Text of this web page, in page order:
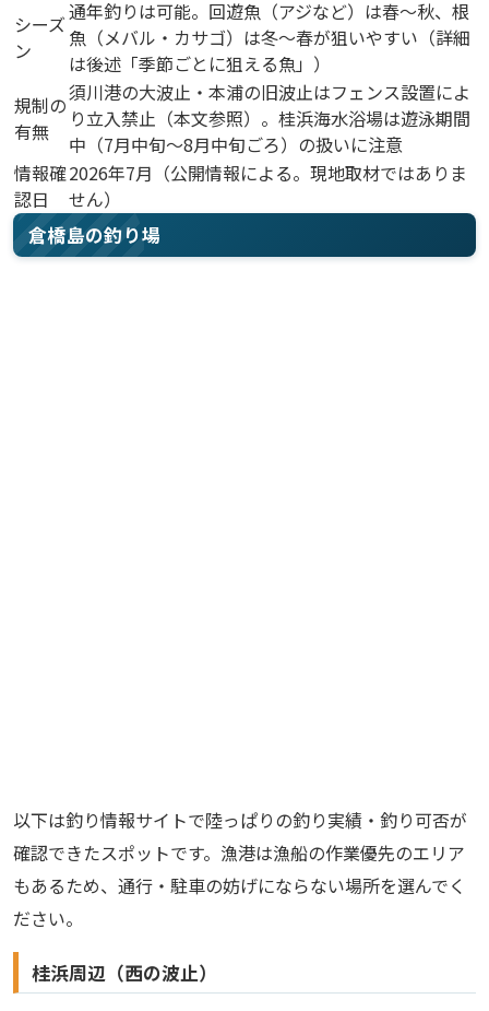
シーズ
ン
通年釣りは可能。回遊魚（アジなど）は春〜秋、根
魚（メバル・カサゴ）は冬〜春が狙いやすい（詳細
は後述「季節ごとに狙える魚」）
規制の
有無
須川港の大波止・本浦の旧波止はフェンス設置によ
り立入禁止（本文参照）。桂浜海水浴場は遊泳期間
中（7月中旬〜8月中旬ごろ）の扱いに注意
情報確
認日
2026年7月（公開情報による。現地取材ではありま
せん）
倉橋島の釣り場
以下は釣り情報サイトで陸っぱりの釣り実績・釣り可否が
確認できたスポットです。漁港は漁船の作業優先のエリア
もあるため、通行・駐車の妨げにならない場所を選んでく
ださい。
桂浜周辺（西の波止）